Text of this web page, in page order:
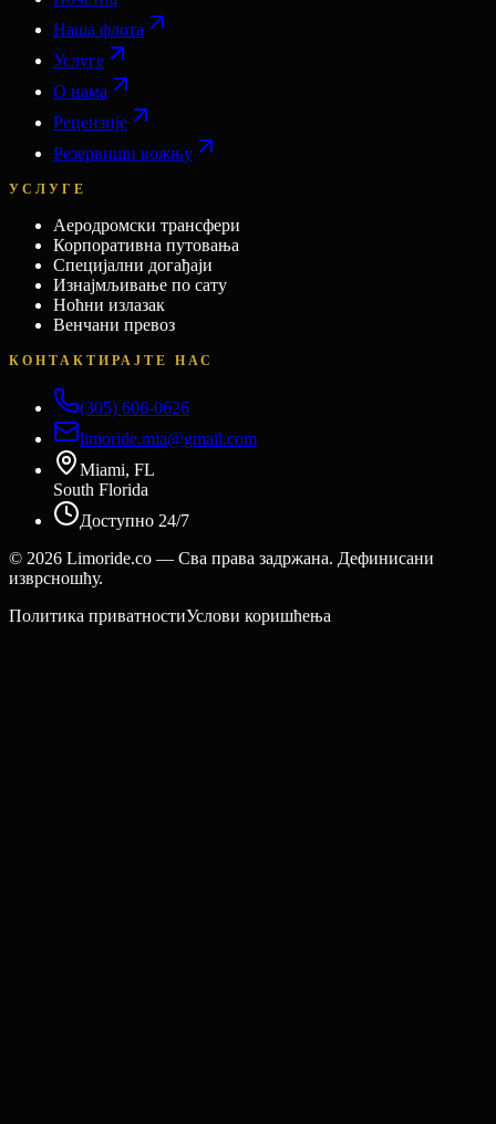
Наша флота
Услуге
О нама
Рецензије
Резервиши вожњу
УСЛУГЕ
Аеродромски трансфери
Корпоративна путовања
Специјални догађаји
Изнајмљивање по сату
Ноћни излазак
Венчани превоз
КОНТАКТИРАЈТЕ НАС
(305) 606-0626
limoride.mia@gmail.com
Miami, FL
South Florida
Доступно 24/7
© 2026 Limoride.co — Сва права задржана. Дефинисани
изврсношћу.
Политика приватностиУслови коришћења